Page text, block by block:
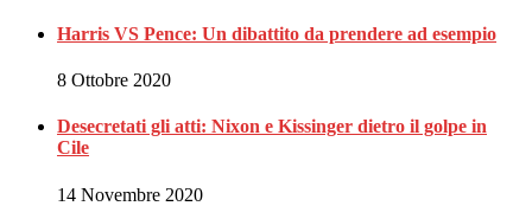
Harris VS Pence: Un dibattito da prendere ad esempio
8 Ottobre 2020
Desecretati gli atti: Nixon e Kissinger dietro il golpe in
Cile
14 Novembre 2020